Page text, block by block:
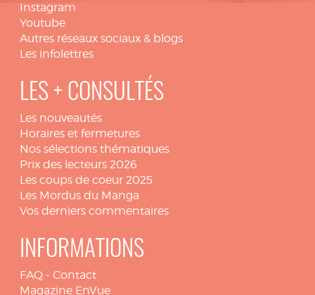
Instagram
Youtube
Autres réseaux sociaux & blogs
Les infolettres
LES + CONSULTÉS
Les nouveautés
Horaires et fermetures
Nos sélections thématiques
Prix des lecteurs 2026
Les coups de coeur 2025
Les Mordus du Manga
Vos derniers commentaires
INFORMATIONS
FAQ - Contact
Magazine EnVue